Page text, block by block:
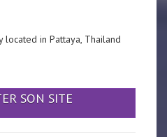
located in Pattaya, Thailand
SON SITE